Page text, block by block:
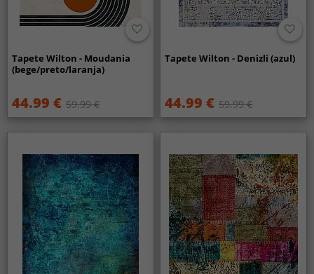
Tapete Wilton - Moudania
(bege/preto/laranja)
44.99 € 59.99 €
Tapete Wilton - Denizli (azul)
44.99 € 59.99 €